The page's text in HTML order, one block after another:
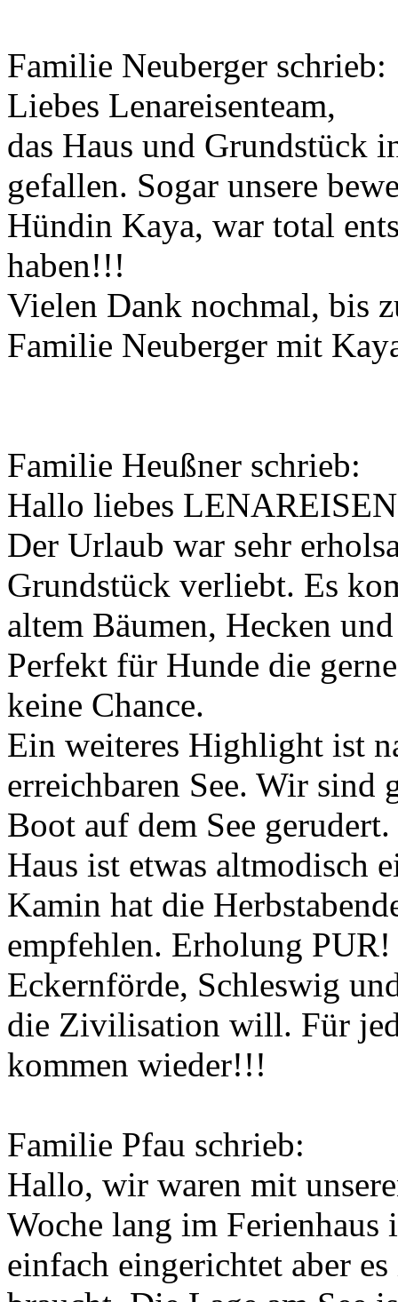
Familie Neuberger schrieb:
Liebes Lenareisenteam,
das Haus und Grundstück
gefallen. Sogar unsere
Hündin Kaya, war total
haben!!!
Vielen Dank nochmal, bis
Familie Neuberger mit
Familie Heußner schrieb:
Hallo liebes
Der Urlaub war sehr
Grundstück verliebt. Es
altem Bäumen, Hecken
Perfekt für Hunde die
keine Chance.
Ein weiteres Highlight ist
erreichbaren See. Wir sind
Boot auf dem See
Haus ist etwas altmodisch
Kamin hat die
empfehlen. Erholung
Eckernförde, Schleswig
die Zivilisation will. Für
kommen wieder!!!
Familie Pfau schrieb:
Hallo, wir waren mit
Woche lang im Ferienhaus
einfach eingerichtet aber